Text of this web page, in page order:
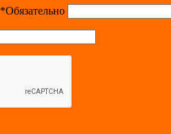
*Обязательно